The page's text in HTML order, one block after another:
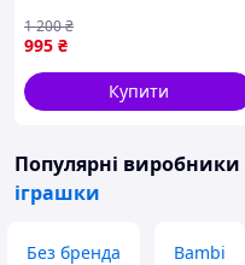
995 ₴
1 200₴
Купити
Популярні виробники
іграшки
Без бренда Bambi